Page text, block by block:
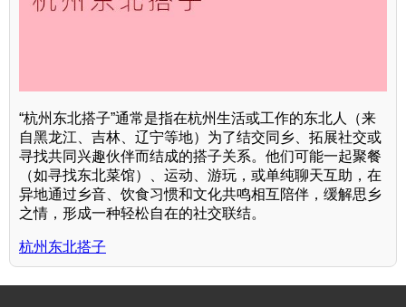
“杭州东北搭子”通常是指在杭州生活或工作的东北人（来
自黑龙江、吉林、辽宁等地）为了结交同乡、拓展社交或
寻找共同兴趣伙伴而结成的搭子关系。他们可能一起聚餐
（如寻找东北菜馆）、运动、游玩，或单纯聊天互助，在
异地通过乡音、饮食习惯和文化共鸣相互陪伴，缓解思乡
之情，形成一种轻松自在的社交联结。
杭州东北搭子